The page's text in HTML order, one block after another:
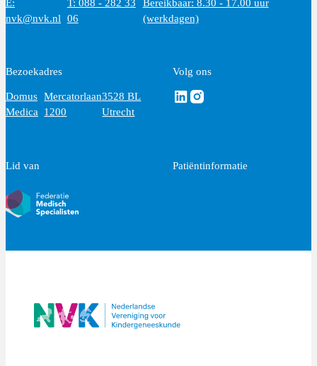
nvk@nvk.nl 06
(werkdagen)
Bezoekadres
Domus
Medica
Mercatorlaan
1200
3528 BL
Utrecht
Volg ons
Volg ons via Linkedin
Volg ons via Instagram
Lid van Patiëntinformatie